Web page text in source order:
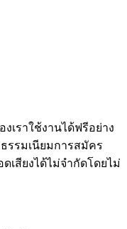
เราใช้งานได้ฟรีอย่าง
รรมเนียมการสมัคร
เสียงได้ไม่จำกัดโดยไม่